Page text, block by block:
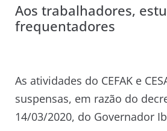
Aos trabalhadores,
frequentadores
As atividades do CEFAK e
suspensas, em razão do
14/03/2020, do Governador